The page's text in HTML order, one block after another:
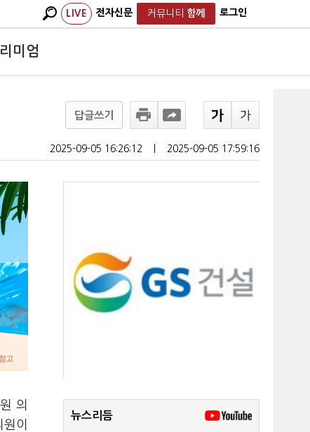
LIVE 전자신문 커뮤니티 함께 로그인
미엄
답글쓰기
2025-09-05 16:26:12 2025-09-05 17:59:16
의
이
뉴스리듬